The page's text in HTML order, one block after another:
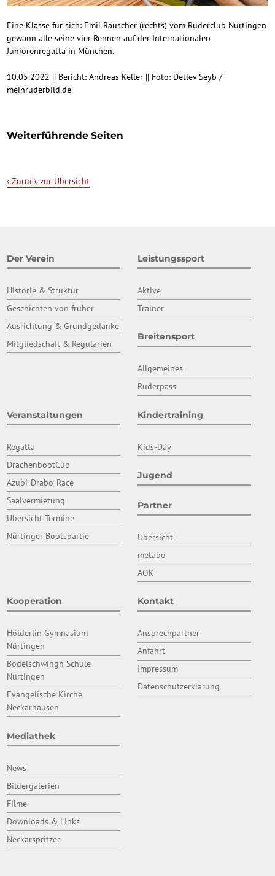
Eine Klasse für sich: Emil Rauscher (rechts) vom Ruderclub Nürtingen
gewann alle seine vier Rennen auf der Internationalen
Juniorenregatta in München.
10.05.2022 || Bericht: Andreas Keller || Foto: Detlev Seyb /
meinruderbild.de
Weiterführende Seiten
‹ Zurück zur Übersicht
Der Verein
Historie & Struktur
Geschichten von früher
Ausrichtung & Grundgedanke
Mitgliedschaft & Regularien
Leistungssport
Aktive
Trainer
Breitensport
Allgemeines
Ruderpass
Veranstaltungen
Regatta
DrachenbootCup
Azubi-Drabo-Race
Saalvermietung
Übersicht Termine
Nürtinger Bootspartie
Kindertraining
Kids-Day
Jugend
Partner
Übersicht
metabo
AOK
Kooperation
Hölderlin Gymnasium
Nürtingen
Bodelschwingh Schule
Nürtingen
Evangelische Kirche
Neckarhausen
Mediathek
News
Bildergalerien
Filme
Downloads & Links
Neckarspritzer
Kontakt
Ansprechpartner
Anfahrt
Impressum
Datenschutzerklärung